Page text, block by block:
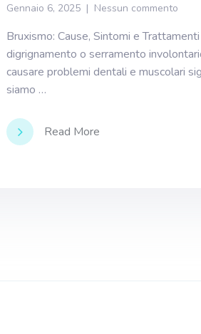
Gennaio 6, 2025 Nessun commento
Bruxismo: Cause, Sintomi e
digrignamento o serramento
causare problemi dentali e muscolari
siamo …
Read More